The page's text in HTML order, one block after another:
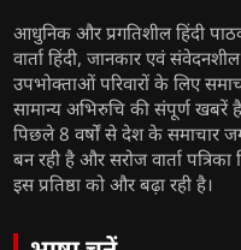
आधुनिक और प्रगतिशील हिंदी
वार्ता हिंदी, जानकार एवं
उपभोक्ताओं परिवारों के लिए
सामान्य अभिरुचि की संपूर्ण खबरें
पिछले 8 वर्षों से देश के समाचार
बन रही है और सरोज वार्ता
इस प्रतिष्ठा को और बढ़ा रही है।